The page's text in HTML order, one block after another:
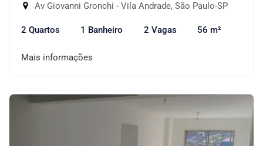
Av Giovanni Gronchi - Vila Andrade, São Paulo-SP
2 Quartos 1 Banheiro 2 Vagas 56 m²
Mais informações